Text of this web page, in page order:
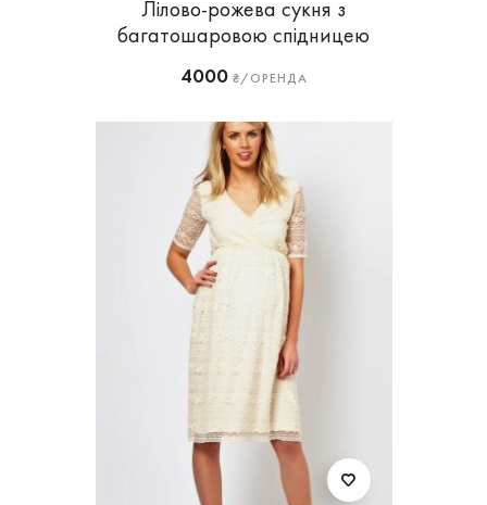
Лілово-рожева сукня з
багатошаровою спідницею
4000₴/ОРЕНДА